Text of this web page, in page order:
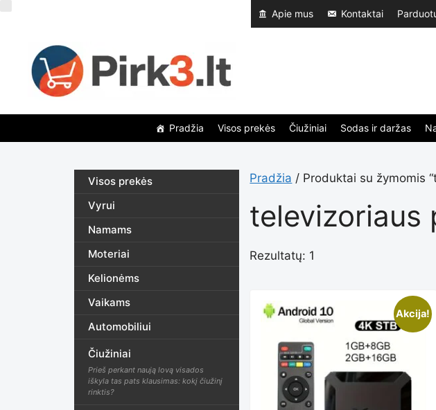
prie
turinio
Apie mus Kontaktai
Pradžia Visos prekės Čiužiniai Sodas ir daržas
Pradžia / Produktai su žymomis
televizoriaus
Rezultatų: 1
Akcija!
This
product
Visos prekės
Vyrui
Namams
Moteriai
Kelionėms
Vaikams
Automobiliui
Čiužiniai
Prieš perkant naują lovą visados
iškyla tas pats klausimas: kokį čiužinį
rinktis?